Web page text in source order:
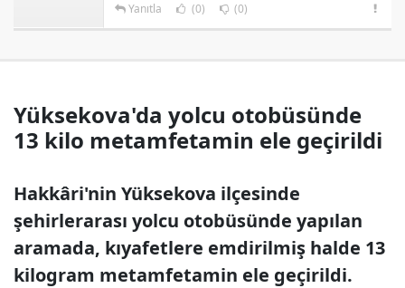
Yanıtla (0) (0)
Yüksekova'da yolcu otobüsünde
13 kilo metamfetamin ele geçirildi
Hakkâri'nin Yüksekova ilçesinde
şehirlerarası yolcu otobüsünde yapılan
aramada, kıyafetlere emdirilmiş halde 13
kilogram metamfetamin ele geçirildi.